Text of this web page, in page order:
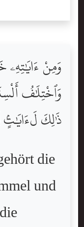
وَمِنْ
وَٱخْتِلَٰفُ
ذَٰلِكَ لَءَايَٰتٍۢ
die
und